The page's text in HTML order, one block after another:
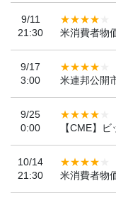
9/11
21:30
米消費者物
9/17
3:00
米連邦公開
9/25
0:00
【CME】
10/14
21:30
米消費者物